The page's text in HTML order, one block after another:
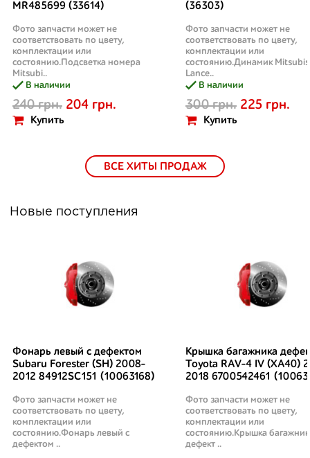
MR485699 (33614)
Фото запчасти может не
соответствовать по цвету,
комплектации или
состоянию.Подсветка номера
Mitsubi..
В наличии
240 грн. 204 грн.
Купить
(36303)
Фото запчасти может не
соответствовать по цвету,
комплектации или
состоянию.Динамик
Lance..
В наличии
300 грн. 225 грн.
Купить
ВСЕ ХИТЫ ПРОДАЖ
Новые поступления
Фонарь левый с дефектом
Subaru Forester (SH) 2008-
2012 84912SC151 (10063168)
Фото запчасти может не
соответствовать по цвету,
комплектации или
состоянию.Фонарь левый с
дефектом ..
Крышка багажника
Toyota RAV-4 IV (XA40)
2018 6700542461
Фото запчасти может не
соответствовать по цвету,
комплектации или
состоянию.Крышка
дефект ..